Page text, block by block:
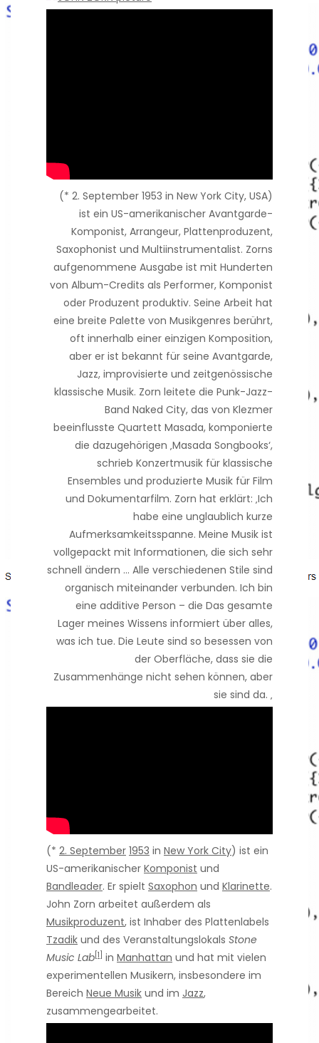
(* 2. September 1953 in New York City, USA)
ist ein US-amerikanischer Avantgarde-
Komponist, Arrangeur, Plattenproduzent,
Saxophonist und Multiinstrumentalist. Zorns
aufgenommene Ausgabe ist mit Hunderten
von Album-Credits als Performer, Komponist
oder Produzent produktiv. Seine Arbeit hat
eine breite Palette von Musikgenres berührt,
oft innerhalb einer einzigen Komposition,
aber er ist bekannt für seine Avantgarde,
Jazz, improvisierte und zeitgenössische
klassische Musik. Zorn leitete die Punk-Jazz-
Band Naked City, das von Klezmer
beeinflusste Quartett Masada, komponierte
die dazugehörigen ‚Masada Songbooks‘,
schrieb Konzertmusik für klassische
Ensembles und produzierte Musik für Film
und Dokumentarfilm. Zorn hat erklärt: ‚Ich
habe eine unglaublich kurze
Aufmerksamkeitsspanne. Meine Musik ist
vollgepackt mit Informationen, die sich sehr
schnell ändern … Alle verschiedenen Stile sind
organisch miteinander verbunden. Ich bin
eine additive Person – die Das gesamte
Lager meines Wissens informiert über alles,
was ich tue. Die Leute sind so besessen von
der Oberfläche, dass sie die
Zusammenhänge nicht sehen können, aber
sie sind da. ‚
(* 2. September 1953 in New York City) ist ein
US-amerikanischer Komponist und
Bandleader. Er spielt Saxophon und Klarinette.
John Zorn arbeitet außerdem als
Musikproduzent, ist Inhaber des Plattenlabels
Tzadik und des Veranstaltungslokals Stone
Music Lab [1] in Manhattan und hat mit vielen
experimentellen Musikern, insbesondere im
Bereich Neue Musik und im Jazz,
zusammengearbeitet.